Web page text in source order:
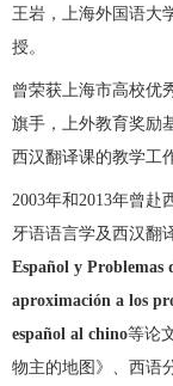
王岩，上海外国语大
授。
曾荣获上海市高校优
旗手，上外教育奖励
西汉翻译课的教学工
2003年和2013年曾
牙语语言学及西汉翻
Español y Problemas
aproximación a los
español al chino等论
物主的地图》、西语